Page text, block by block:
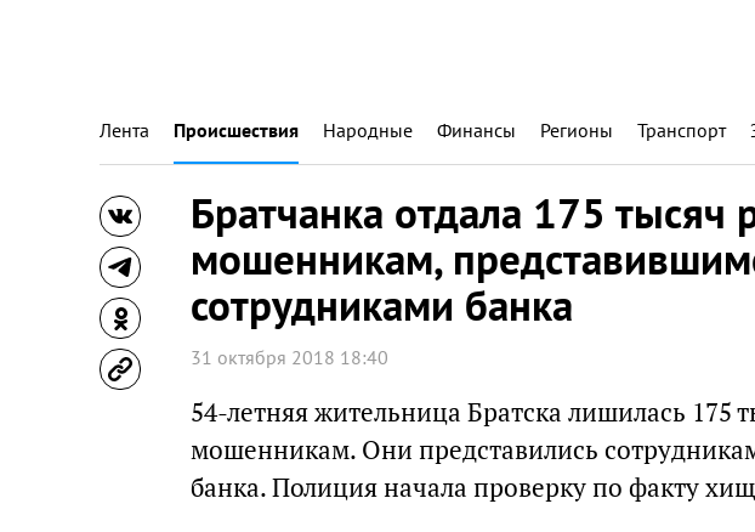
Лента Происшествия Народные Финансы Регионы Транспорт
Братчанка отдала 175 тысяч
мошенникам,
сотрудниками банка
31 октября 2018 18:40
54-летняя жительница Братска лишилась 175
мошенникам. Они представились
банка. Полиция начала проверку по факту